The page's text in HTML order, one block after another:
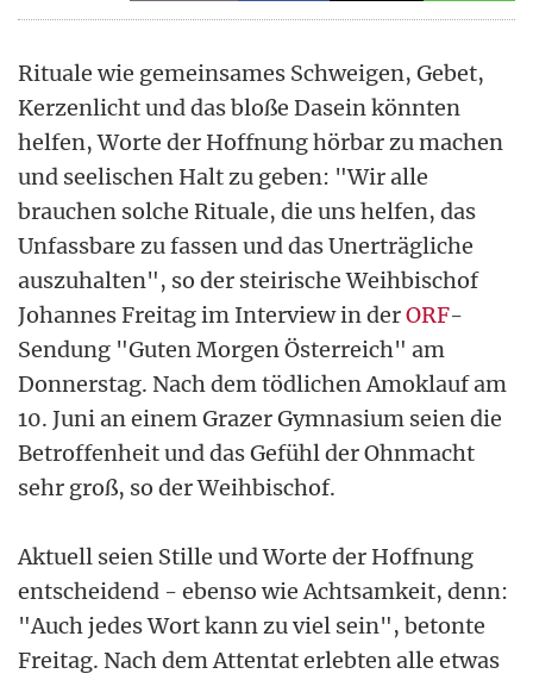
Rituale wie gemeinsames Schweigen, Gebet,
Kerzenlicht und das bloße Dasein könnten
helfen, Worte der Hoffnung hörbar zu machen
und seelischen Halt zu geben: "Wir alle
brauchen solche Rituale, die uns helfen, das
Unfassbare zu fassen und das Unerträgliche
auszuhalten", so der steirische Weihbischof
Johannes Freitag im Interview in derORF-
Sendung "Guten Morgen Österreich" am
Donnerstag. Nach dem tödlichen Amoklauf am
10. Juni an einem Grazer Gymnasium seien die
Betroffenheit und das Gefühl der Ohnmacht
sehr groß, so der Weihbischof.
Aktuell seien Stille und Worte der Hoffnung
entscheidend - ebenso wie Achtsamkeit, denn:
"Auch jedes Wort kann zu viel sein", betonte
Freitag. Nach dem Attentat erlebten alle etwas